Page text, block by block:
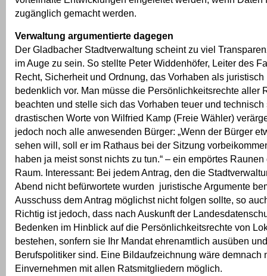
zugänglich gemacht werden.
Verwaltung argumentierte dagegen
Der Gladbacher Stadtverwaltung scheint zu viel
im Auge zu sein. So stellte Peter Widdenhöfer, Leiter des
Recht, Sicherheit und Ordnung, das Vorhaben als juristisch
bedenklich vor. Man müsse die Persönlichkeitsrechte aller
beachten und stelle sich das Vorhaben teuer und
drastischen Worte von Wilfried Kamp (Freie Wähler)
jedoch noch alle anwesenden Bürger: „Wenn der Bürger
sehen will, soll er im Rathaus bei der Sitzung
haben ja meist sonst nichts zu tun.“ – ein empörtes
Raum. Interessant: Bei jedem Antrag, den die
Abend nicht befürwortete wurden juristische Argumente
Ausschuss dem Antrag möglichst nicht folgen sollte, so
Richtig ist jedoch, dass nach Auskunft der
Bedenken im Hinblick auf die Persönlichkeitsrechte von
bestehen, sonfern sie Ihr Mandat ehrenamtlich ausüben
Berufspolitiker sind. Eine Bildaufzeichnung wäre demnach
Einvernehmen mit allen Ratsmitgliedern möglich.